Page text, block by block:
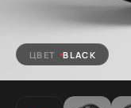
ЦВЕТ BLACK